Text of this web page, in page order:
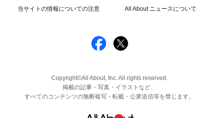
当サイトの情報についての注意
All About ニュースについて
Copyright©All About, Inc. All rights reserved.
掲載の記事・写真・イラストなど、
すべてのコンテンツの無断複写・転載・公衆送信等を禁じます。